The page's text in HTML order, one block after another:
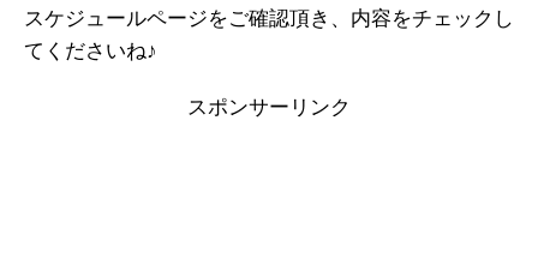
スケジュールページをご確認頂き、内容をチェックし
てくださいね♪
スポンサーリンク